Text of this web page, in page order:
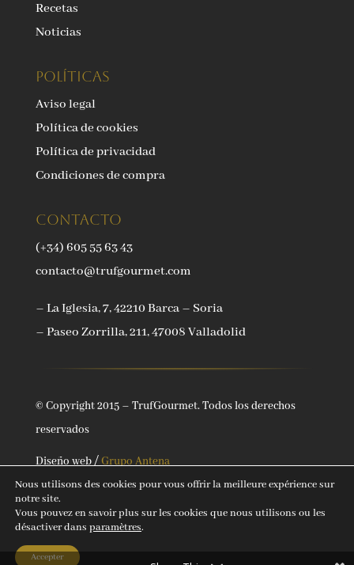
Recetas
Noticias
Políticas
Aviso legal
Política de cookies
Política de privacidad
Condiciones de compra
Contacto
(+34) 605 55 63 43
contacto@trufgourmet.com
– La Iglesia, 7, 42210 Barca – Soria
– Paseo Zorrilla, 211, 47008 Valladolid
© Copyright 2015 – TrufGourmet. Todos los derechos
reservados
Diseño web / Grupo Antena
Nous utilisons des cookies pour vous offrir la meilleure expérience sur
notre site.
Vous pouvez en savoir plus sur les cookies que nous utilisons ou les
désactiver dans paramètres.
Accepter